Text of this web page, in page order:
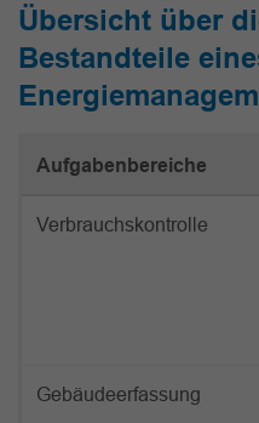
Übersicht über
Bestandteile
Aufgabenbereiche
Verbrauchskontrolle
Gebäudeerfassung